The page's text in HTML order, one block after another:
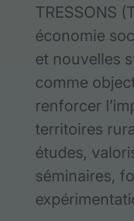
TRESSONS
économie
et nouvelles
comme
renforcer
territoires
études,
séminaires,